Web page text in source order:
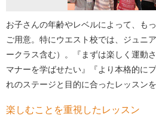
お子さんの年齢やレベルによって、も
ご用意。特にウエスト校では、ジュニ
ークラス含む）。『まずは楽しく運動
マナーを学ばせたい』『より本格的に
れのステージと目的に合ったレッスンを
楽しむことを重視したレッスン